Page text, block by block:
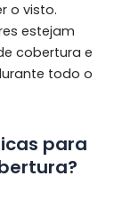
o visto.
estejam
cobertura e
todo o
para